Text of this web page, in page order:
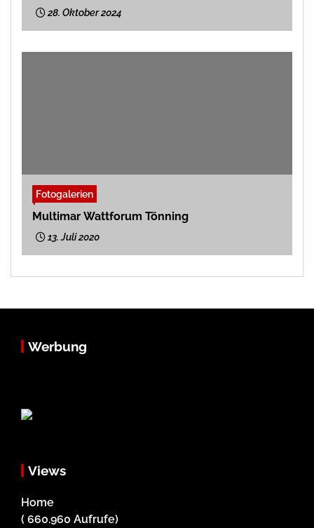
28. Oktober 2024
Fotogalerien
Multimar Wattforum Tönning
13. Juli 2020
Werbung
Views
Home
( 660.960 Aufrufe)